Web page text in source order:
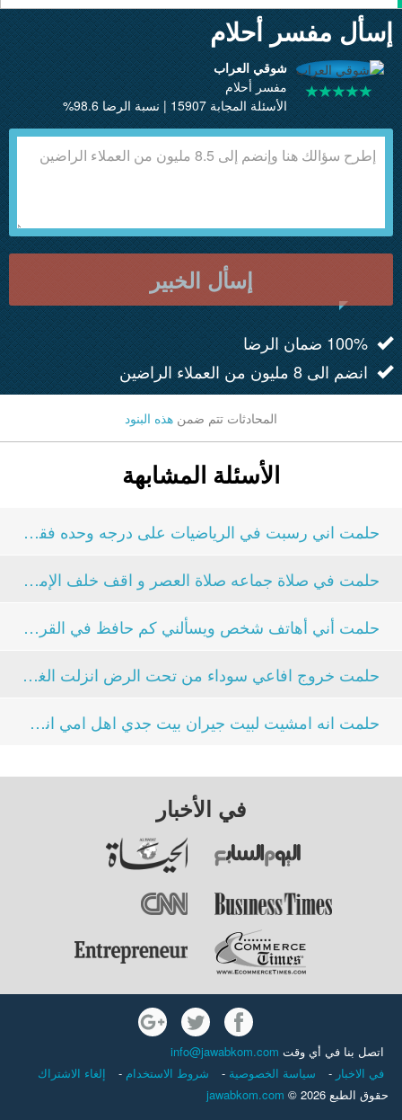
إسأل مفسر أحلام
شوقي العراب
مفسر أحلام
الأسئلة المجابة 15907 | نسبة الرضا 98.6%
إسأل الخبير
100% ضمان الرضا
انضم الى 8 مليون من العملاء الراضين
المحادثات تتم ضمن هذه البنود
الأسئلة المشابهة
حلمت اني رسبت في الرياضيات على درجه وحده فقط وباقي...
حلمت في صلاة جماعه صلاة العصر و اقف خلف الإمام...
حلمت أني أهاتف شخص ويسألني كم حافظ في القران...
حلمت خروج افاعي سوداء من تحت الرض انزلت الغيرم...
حلمت انه امشيت لبيت جيران بيت جدي اهل امي اني مشيت...
في الأخبار
اتصل بنا في أي وقت info@jawabkom.com
في الاخبار - سياسة الخصوصية - شروط الاستخدام -
إلغاء الاشتراك
حقوق الطبع 2026 ©
jawabkom.com